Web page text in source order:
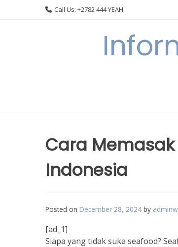
Call Us: +2782 444 YEAH
Cara
Indonesia
Posted on December 28, 2024 by
[ad_1]
Siapa yang tidak suka seafood?